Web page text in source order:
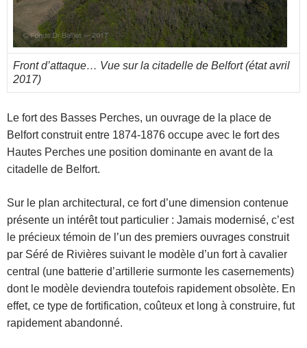
Front d’attaque… Vue sur la citadelle de Belfort (état avril
2017)
Le fort des Basses Perches, un ouvrage de la place de
Belfort construit entre 1874-1876 occupe avec le fort des
Hautes Perches une position dominante en avant de la
citadelle de Belfort.
Sur le plan architectural, ce fort d’une dimension contenue
présente un intérêt tout particulier : Jamais modernisé, c’est
le précieux témoin de l’un des premiers ouvrages construit
par Séré de Rivières suivant le modèle d’un fort à cavalier
central (une batterie d’artillerie surmonte les casernements)
dont le modèle deviendra toutefois rapidement obsolète. En
effet, ce type de fortification, coûteux et long à construire, fut
rapidement abandonné.